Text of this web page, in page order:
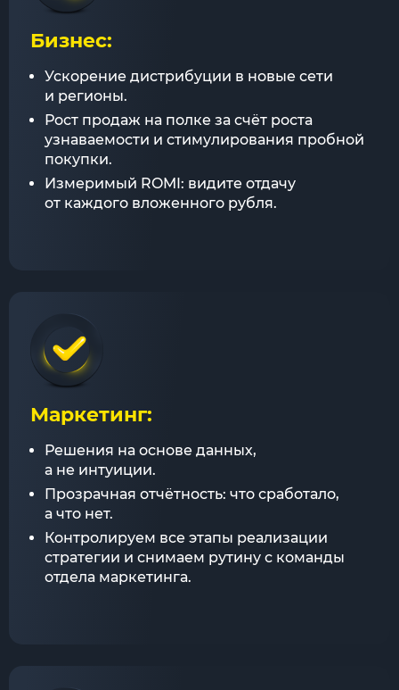
Бизнес:
Ускорение дистрибуции в новые сети
и регионы.
Рост продаж на полке за счёт роста
узнаваемости и стимулирования пробной
покупки.
Измеримый ROMI: видите отдачу
от каждого вложенного рубля.
Маркетинг:
Решения на основе данных,
а не интуиции.
Прозрачная отчётность: что сработало,
а что нет.
Контролируем все этапы реализации
стратегии и снимаем рутину с команды
отдела маркетинга.